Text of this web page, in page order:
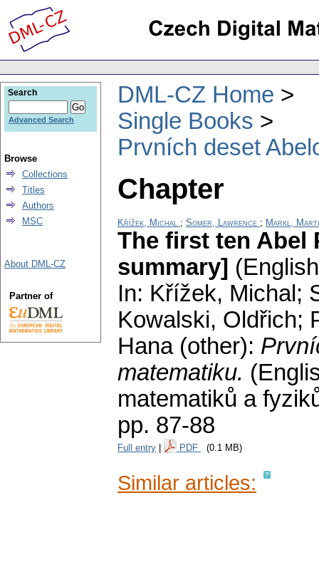
DML-CZ Home
Single Books
Prvních deset
Chapter
Křížek, Michal ; Somer, Lawrence ; Markl,
The first ten Abel
summary]
In: Křížek, Michal;
Kowalski, Oldřich;
Hana (other):
matematiku.
matematiků a
pp. 87-88
Full entry PDF (0.1 MB)
Similar articles:
Search
Advanced Search
Browse
Collections
Titles
Authors
MSC
About DML-CZ
Partner of